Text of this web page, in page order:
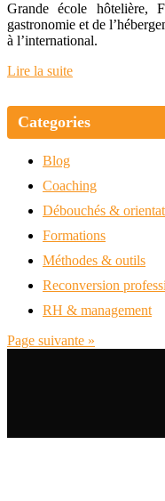
Grande école hôtelière,
gastronomie et de
à l’international.
Lire la suite
Categories
Blog
Coaching
Débouchés &
Formations
Méthodes & outils
Reconversion
RH & management
Page suivante »